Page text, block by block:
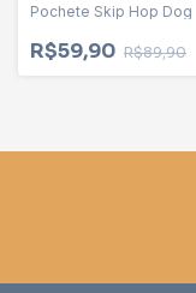
Pochete Skip Hop Dog
R$59,90 R$89,90